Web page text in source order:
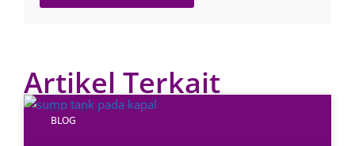
Artikel Terkait
BLOG